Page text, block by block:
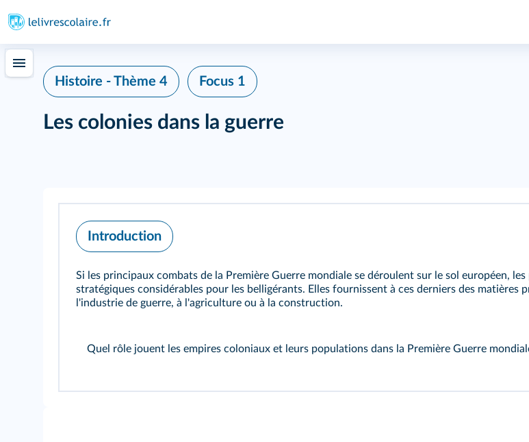
Histoire - Thème 4 Focus 1
Les colonies dans la guerre
Introduction
Si les principaux combats de la Première Guerre mondiale se déroulent sur le sol européen,
stratégiques considérables pour les belligérants. Elles fournissent à ces derniers des matières
l'industrie de guerre, à l'agriculture ou à la construction.
Quel rôle jouent les empires coloniaux et leurs populations dans la Première Guerre